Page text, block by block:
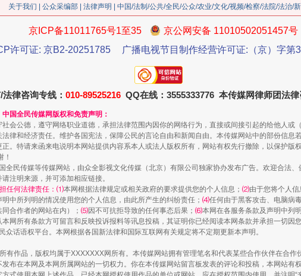
" "炒鞋教程"里的骗局
关于我们 公众采编部 法律声明 | 中国/法制/公共/全民/公众/农业/文化/视频/检察/法院/法治/
京ICP备11011765号1至35
京公网安备 11010502051457号
许可证: 京B2-20251785
广播电视节目制作经营许可证:（京）字第
律咨询专线： 010-89525216 QQ在线：3555333776 本传媒网律师团法律
国全民传媒网版权和免责声明：
会公德，遵守网络职业道德，承担法律范围内因你的网络行为，直接或间接引起的给他人或
律和经济责任。维护各国宪法，保障公民的言论自由和新闻自由。本传媒网站中的部份信息
。特请来函来电说明本网站提供内容系本人或法人版权所有，网站有权先行撤除，以保护版
！
全民传媒等传媒网站，由众全影视文化传媒（北京）有限公司独家协办发布广告。欢迎合法
注明来源，并可添加相应链接。
任何法律责任：⑴本网根据法律规定或相关政府的要求提供您的个人信息； ⑵由于您将个人
中所列明的情况使用您的个人信息，由此所产生的纠纷责任； ⑷任何由于黑客攻击、电脑病
合作者的网站在内）； ⑸因不可抗拒导致的任何事态后果； ⑹本网在各服务条款及声明中列
网所有条款方可留言和反映投诉报料等讯息投稿，其证明你已经阅读本网条款并承担一切因
众话语权平台。本网根据各国新法律和国际互联网有关规定将不定期更新本声明。
有作品，版权均属于XXXXXXX网所有。本传媒网站拥有管理笔名和代表某些合作伙伴在合
布在本网及本网所属网站的一切权力。你在本传媒网站留言板发表的评论和投稿，本网站有